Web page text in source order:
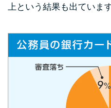
街金とは
い理由
質屋で
やシス
較
上という結果も出ています